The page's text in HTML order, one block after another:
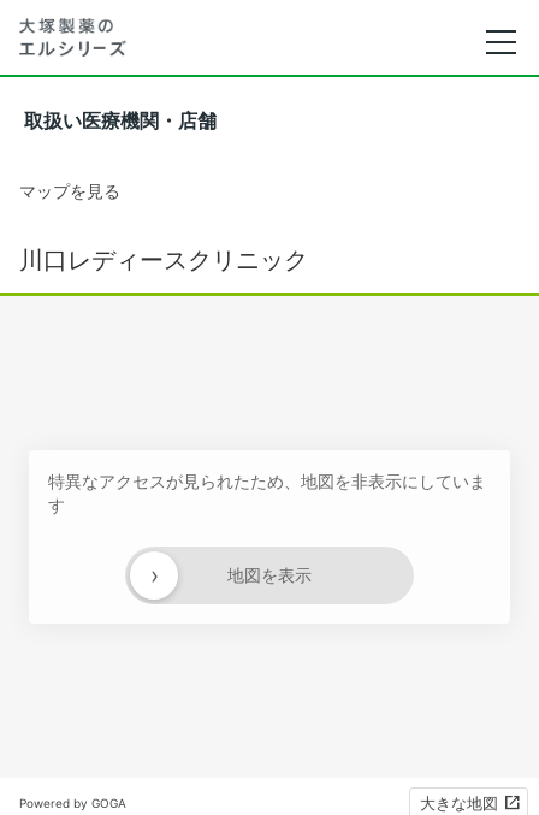
取扱い医療機関・店舗
マップを見る
川口レディースクリニック
特異なアクセスが見られたため、地図を非表示にしていま
す
地図を表示
›
Powered by GOGA 大きな地図